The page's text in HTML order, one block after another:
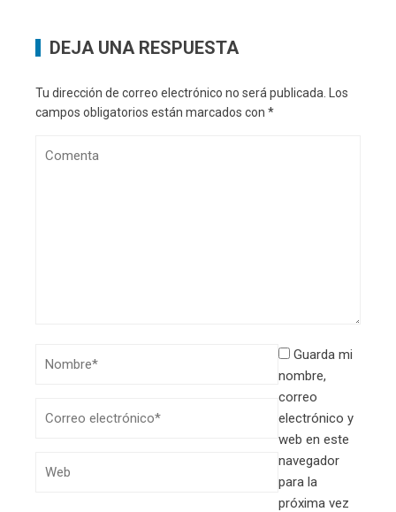
DEJA UNA RESPUESTA
Tu dirección de correo electrónico no será publicada.
Los
campos obligatorios están marcados con *
Guarda mi
nombre,
correo
electrónico y
web en este
navegador
para la
próxima vez